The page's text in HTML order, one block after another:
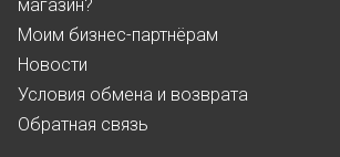
магазин?
Моим бизнес-партнёрам
Новости
Условия обмена и возврата
Обратная связь